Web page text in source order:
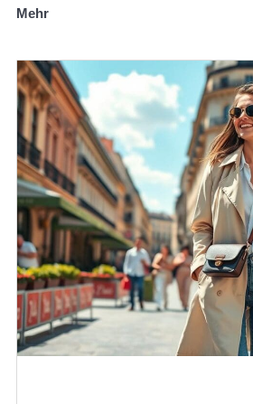
Mehr